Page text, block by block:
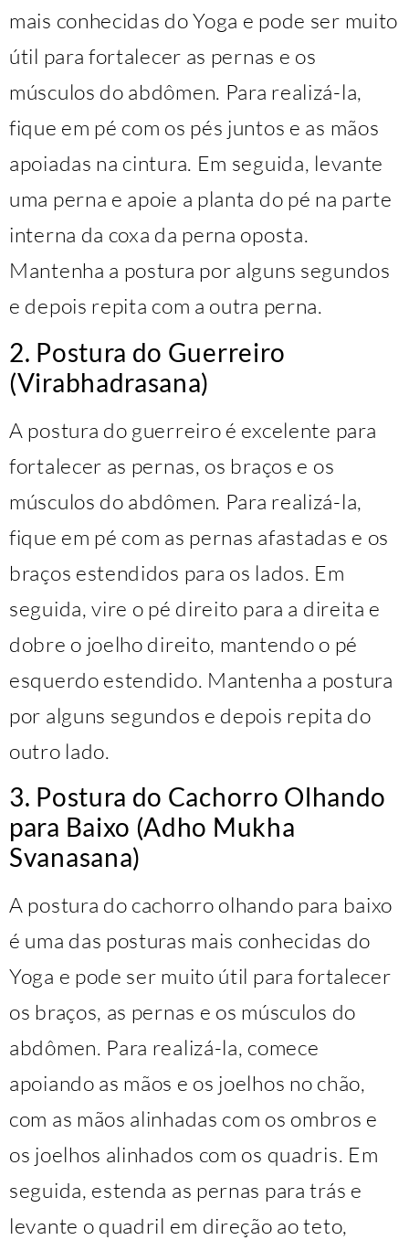
mais conhecidas do Yoga e pode ser muito
útil para fortalecer as pernas e os
músculos do abdômen. Para realizá-la,
fique em pé com os pés juntos e as mãos
apoiadas na cintura. Em seguida, levante
uma perna e apoie a planta do pé na parte
interna da coxa da perna oposta.
Mantenha a postura por alguns segundos
e depois repita com a outra perna.
2. Postura do Guerreiro
(Virabhadrasana)
A postura do guerreiro é excelente para
fortalecer as pernas, os braços e os
músculos do abdômen. Para realizá-la,
fique em pé com as pernas afastadas e os
braços estendidos para os lados. Em
seguida, vire o pé direito para a direita e
dobre o joelho direito, mantendo o pé
esquerdo estendido. Mantenha a postura
por alguns segundos e depois repita do
outro lado.
3. Postura do Cachorro Olhando
para Baixo (Adho Mukha
Svanasana)
A postura do cachorro olhando para baixo
é uma das posturas mais conhecidas do
Yoga e pode ser muito útil para fortalecer
os braços, as pernas e os músculos do
abdômen. Para realizá-la, comece
apoiando as mãos e os joelhos no chão,
com as mãos alinhadas com os ombros e
os joelhos alinhados com os quadris. Em
seguida, estenda as pernas para trás e
levante o quadril em direção ao teto,